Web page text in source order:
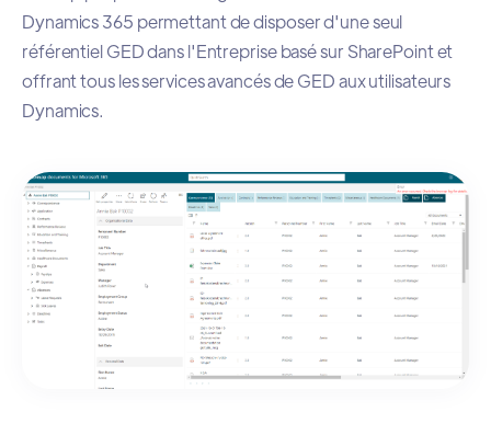
Dynamics 365 permettant de disposer d'une seul
référentiel GED dans l'Entreprise basé sur SharePoint et
offrant tous les services avancés de GED aux utilisateurs
Dynamics.